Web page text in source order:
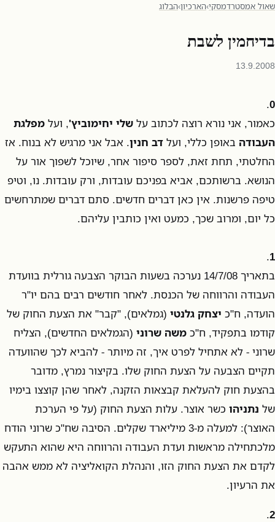
שאול אמסטרדמסקי›הארכיון›הבלוג
בדיחמין לשבת
13.9.2008
0
.
כאמור, אני נורא רוצה לכתוב על שלי יחימוביץ', ועל מפלגת
העבודה באופן כללי, ועל דב חנין. אבל אני מרגיש לא בנוח. אז
החלטתי, תחת זאת, לספר סיפור אחר, שיוכל לשפוך אור על
הנושא. ברשותכם, אביא בפניכם עובדות, ורק עובדות. נו, וטיפ
טיפה פרשנות. אין כאן דברים חדשים. סתם דברים שמתרחשים
כל יום, ומרוב שכך, כמעט ואין כותבין עליהם.
1
.
בתאריך 14/7/08 נערכה בשעות הבוקר הצבעה גורלית בוועדת
העבודה והרווחה של הכנסת. לאחר חודשים רבים בהם יו"ר
הועדה, ח"כ יצחק גלנטי (גמלאים), "קבר" את הצעת החוק של
קודמו בתפקיד, ח"כ משה שרוני (הגמלאים החדשים), הצליח
שרוני - לא אתחיל לפרט איך, זה מיותר - להביא לכך שהוועדה
תקיים הצבעה על הצעת החוק שלו. בקיצור נמרץ, מדובר
בהצעת חוק להעלאת קבצאות הזקנה, לאחר שהן קוצצו בימיו
של נתניהו כשר אוצר. עלות הצעת החוק (על פי הערכת
האוצר): למעלה מ-3 מיליארד שקלים. הסיבה שח"כ שרוני הודח
מלכתחילה מראשות ועדת העבודה והרווחה היא שהוא התעקש
לקדם את הצעת החוק הזו, והנהלת הקואליציה לא ממש אהבה
את הרעיון.
2
.